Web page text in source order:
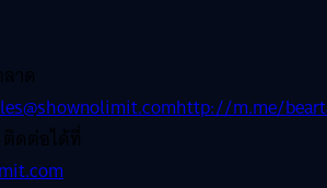
าด
http://m.me/
ดต่อได้ที่